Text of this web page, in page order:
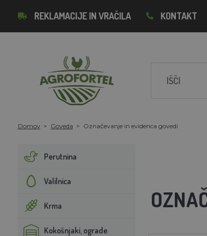
REKLAMACIJE IN VRAČILA KONTAKT
Domov Goveda Označevanje in evidenca govedi
Perutnina
Valilnica
Krma
Kokošnjaki, ograde